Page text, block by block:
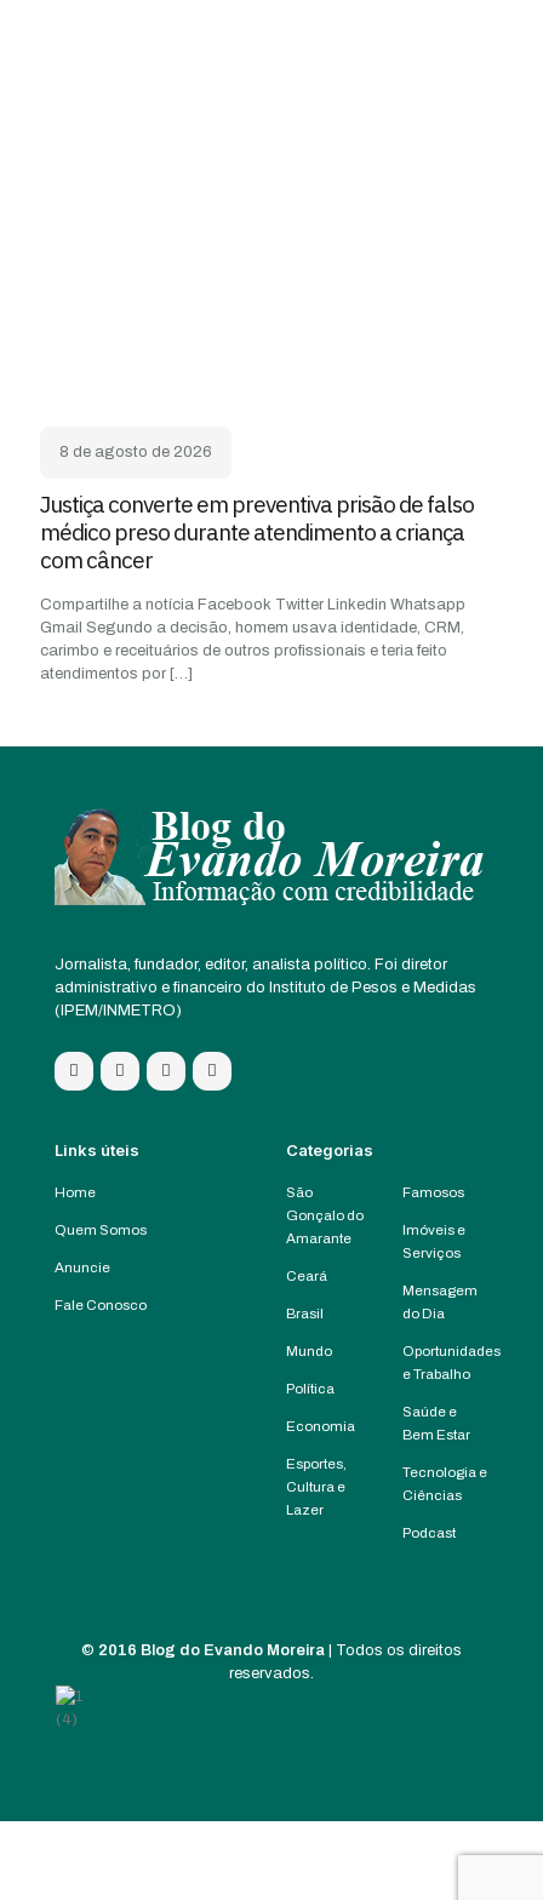
8 de agosto de 2026
Justiça converte em preventiva prisão de falso
médico preso durante atendimento a criança
com câncer
Compartilhe a notícia Facebook Twitter Linkedin Whatsapp
Gmail Segundo a decisão, homem usava identidade, CRM,
carimbo e receituários de outros profissionais e teria feito
atendimentos por […]
Jornalista, fundador, editor, analista político. Foi diretor
administrativo e financeiro do Instituto de Pesos e Medidas
(IPEM/INMETRO)
Links úteis
Home
Quem Somos
Anuncie
Fale Conosco
Categorias
São
Gonçalo do
Amarante
Ceará
Brasil
Mundo
Política
Economia
Esportes,
Cultura e
Lazer
Famosos
Imóveis e
Serviços
Mensagem
do Dia
Oportunidades
e Trabalho
Saúde e
Bem Estar
Tecnologia e
Ciências
Podcast
© 2016 Blog do Evando Moreira | Todos os direitos
reservados.